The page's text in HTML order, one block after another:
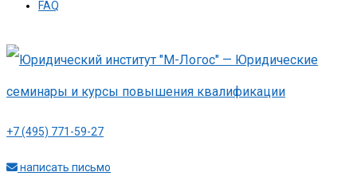
FAQ
+7 (495) 771-59-27
написать письмо